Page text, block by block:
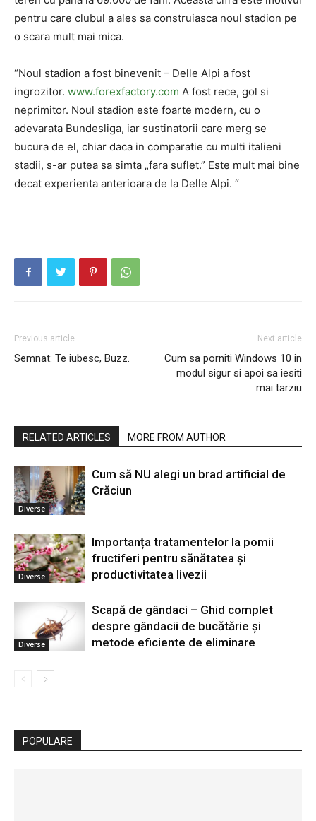
pentru care clubul a ales sa construiasca noul stadion pe
o scara mult mai mica.
“Noul stadion a fost binevenit – Delle Alpi a fost
ingrozitor. www.forexfactory.com A fost rece, gol si
neprimitor. Noul stadion este foarte modern, cu o
adevarata Bundesliga, iar sustinatorii care merg se
bucura de el, chiar daca in comparatie cu multi italieni
stadii, s-ar putea sa simta „fara suflet.” Este mult mai bine
decat experienta anterioara de la Delle Alpi. “
Previous article
Semnat: Te iubesc, Buzz.
Next article
Cum sa porniti Windows 10 in
modul sigur si apoi sa iesiti
mai tarziu
RELATED ARTICLES MORE FROM AUTHOR
Diverse
Cum să NU alegi un brad artificial de
Crăciun
Diverse
Importanța tratamentelor la pomii
fructiferi pentru sănătatea și
productivitatea livezii
Diverse
Scapă de gândaci – Ghid complet
despre gândacii de bucătărie și
metode eficiente de eliminare
POPULARE